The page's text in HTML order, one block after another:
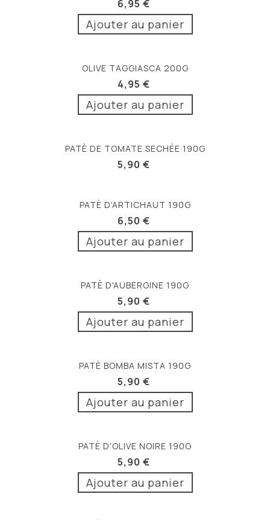
6,95 €
Ajouter au panier
OLIVE TAGGIASCA 200G
4,95 €
Ajouter au panier
PATÈ DE TOMATE SECHÉE 190G
5,90 €
PATÈ D'ARTICHAUT 190G
6,50 €
Ajouter au panier
PATÈ D'AUBERGINE 190G
5,90 €
Ajouter au panier
PATÈ BOMBA MISTA 190G
5,90 €
Ajouter au panier
PATÈ D'OLIVE NOIRE 190G
5,90 €
Ajouter au panier